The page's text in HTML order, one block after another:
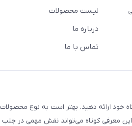
لیست محصولات
درباره ما
تماس با ما
ارائه دهید. بهتر است به نوع محصولات
معرفی کوتاه می‌تواند نقش مهمی در جلب